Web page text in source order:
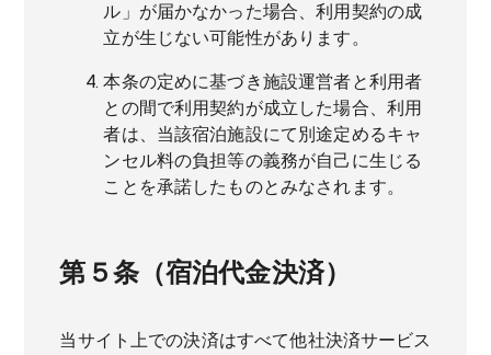
ル」が届かなかった場合、利用契約の成
立が生じない可能性があります。
本条の定めに基づき施設運営者と利用者
との間で利用契約が成立した場合、利用
者は、当該宿泊施設にて別途定めるキャ
ンセル料の負担等の義務が自己に生じる
ことを承諾したものとみなされます。
第５条（宿泊代金決済）
当サイト上での決済はすべて他社決済サービス